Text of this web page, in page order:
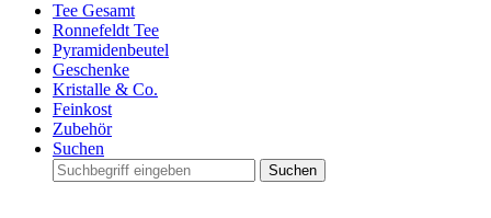
Tee Gesamt
Ronnefeldt Tee
Pyramidenbeutel
Geschenke
Kristalle & Co.
Feinkost
Zubehör
Suchen
Suchen